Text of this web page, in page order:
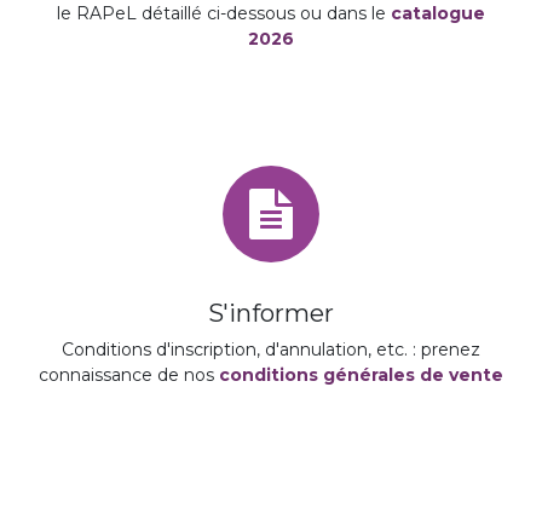
le RAPeL détaillé ci-dessous ou dans le catalogue
2026
S'informer
Conditions d'inscription, d'annulation, etc. : prenez
connaissance de nos conditions générales de vente